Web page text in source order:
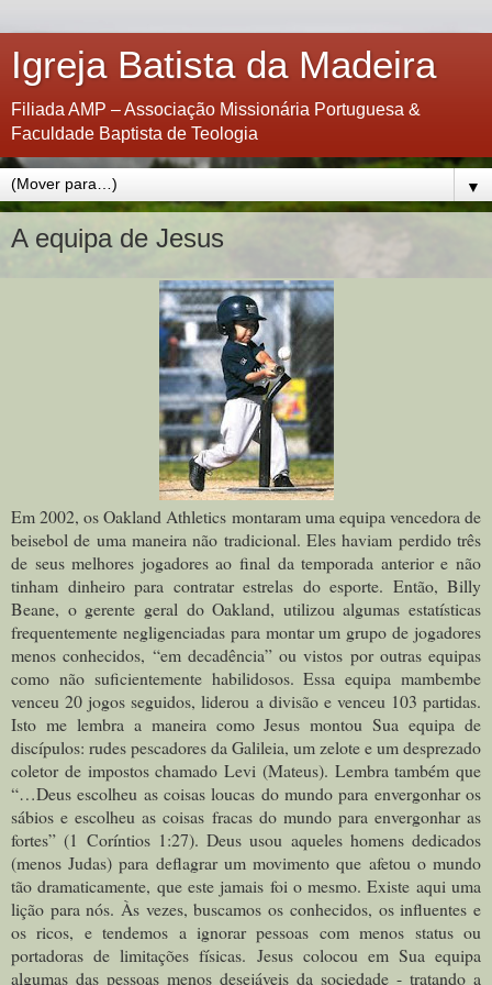
Igreja Batista da Madeira
Filiada AMP – Associação Missionária Portuguesa &
Faculdade Baptista de Teologia
▼
A equipa de Jesus
Em 2002, os Oakland Athletics montaram uma equipa vencedora de
beisebol de uma maneira não tradicional. Eles haviam perdido três
de seus melhores jogadores ao final da temporada anterior e não
tinham dinheiro para contratar estrelas do esporte. Então, Billy
Beane, o gerente geral do Oakland, utilizou algumas estatísticas
frequentemente negligenciadas para montar um grupo de jogadores
menos conhecidos, “em decadência” ou vistos por outras equipas
como não suficientemente habilidosos. Essa equipa mambembe
venceu 20 jogos seguidos, liderou a divisão e venceu 103 partidas.
Isto me lembra a maneira como Jesus montou Sua equipa de
discípulos: rudes pescadores da Galileia, um zelote e um desprezado
coletor de impostos chamado Levi (Mateus). Lembra também que
“…Deus escolheu as coisas loucas do mundo para envergonhar os
sábios e escolheu as coisas fracas do mundo para envergonhar as
fortes” (1 Coríntios 1:27). Deus usou aqueles homens dedicados
(menos Judas) para deflagrar um movimento que afetou o mundo
tão dramaticamente, que este jamais foi o mesmo. Existe aqui uma
lição para nós. Às vezes, buscamos os conhecidos, os influentes e
os ricos, e tendemos a ignorar pessoas com menos status ou
portadoras de limitações físicas. Jesus colocou em Sua equipa
algumas das pessoas menos desejáveis da sociedade - tratando a